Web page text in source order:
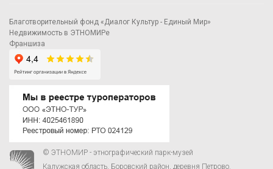
Благотворительный фонд «Диалог Культур - Единый Мир»
Недвижимость в ЭТНОМИРе
Франшиза
© ЭТНОМИР - этнографический парк-музей
Калужская область, Боровский район, деревня Петрово.